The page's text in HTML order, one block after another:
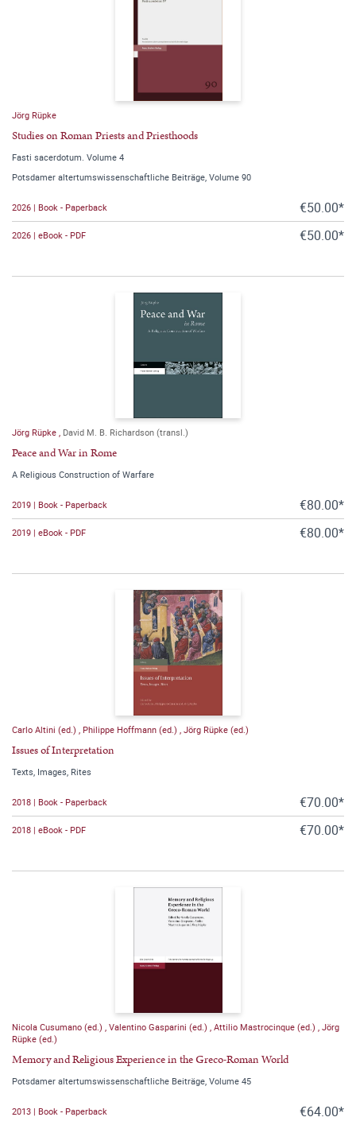
Jörg Rüpke
Studies on Roman Priests and Priesthoods
Fasti sacerdotum. Volume 4
Potsdamer altertumswissenschaftliche Beiträge, Volume 90
2026 | Book - Paperback €50.00*
2026 | eBook - PDF €50.00*
Jörg Rüpke David M. B. Richardson (transl.)
Peace and War in Rome
A Religious Construction of Warfare
2019 | Book - Paperback €80.00*
2019 | eBook - PDF €80.00*
Carlo Altini (ed.) Philippe Hoffmann (ed.) Jörg Rüpke (ed.)
Issues of Interpretation
Texts, Images, Rites
2018 | Book - Paperback €70.00*
2018 | eBook - PDF €70.00*
Nicola Cusumano (ed.) Valentino Gasparini (ed.) Attilio Mastrocinque (ed.) Jörg
Rüpke (ed.)
Memory and Religious Experience in the Greco-Roman World
Potsdamer altertumswissenschaftliche Beiträge, Volume 45
2013 | Book - Paperback €64.00*